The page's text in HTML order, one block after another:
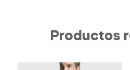
Productos